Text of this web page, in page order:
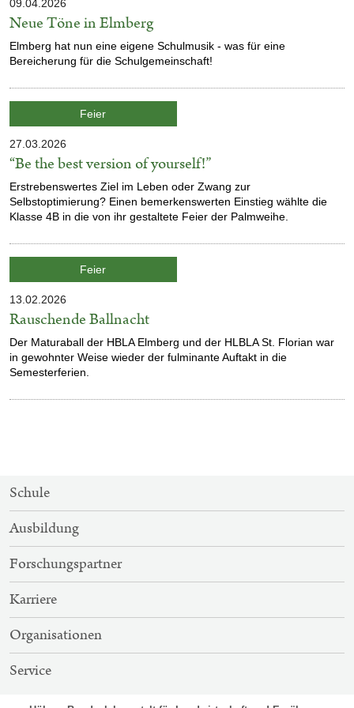
Veröffentlicht
am
09.04.2026
Neue Töne in Elmberg
Elmberg hat nun eine eigene Schulmusik - was für eine
Bereicherung für die Schulgemeinschaft!
Kategorie:
Feier
Veröffentlicht
am
27.03.2026
“Be the best version of yourself!”
Erstrebenswertes Ziel im Leben oder Zwang zur
Selbstoptimierung? Einen bemerkenswerten Einstieg wählte die
Klasse 4B in die von ihr gestaltete Feier der Palmweihe.
Kategorie:
Feier
Veröffentlicht
am
13.02.2026
Rauschende Ballnacht
Der Maturaball der HBLA Elmberg und der HLBLA St. Florian war
in gewohnter Weise wieder der fulminante Auftakt in die
Semesterferien.
SITEMAP-
NAVIGATION
Schule
Ausbildung
Forschungspartner
Karriere
Organisationen
Service